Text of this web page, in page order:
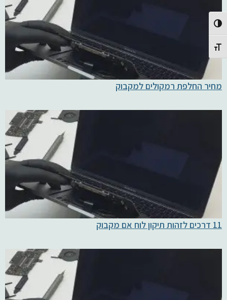
Toggle High Contrast
Toggle Font size
מחיר החלפת רמקולים למקבוק
11 דרכים לזהות תיקון לוח אם מקבוק